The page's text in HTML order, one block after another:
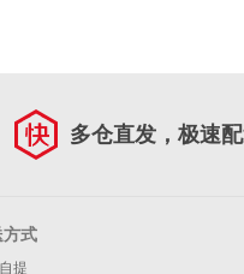
多仓直发，极速
方式
提